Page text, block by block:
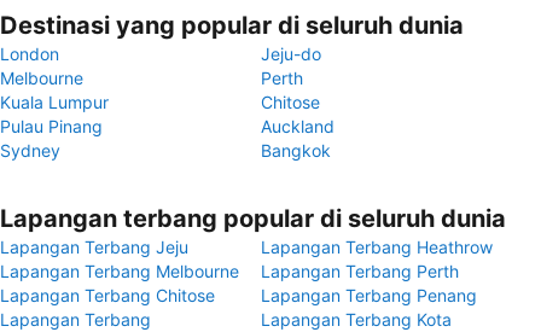
Destinasi yang popular di seluruh dunia
London
Jeju-do
Melbourne
Perth
Kuala Lumpur
Chitose
Pulau Pinang
Auckland
Sydney
Bangkok
Lapangan terbang popular di seluruh dunia
Lapangan Terbang Jeju
Lapangan Terbang Heathrow
Lapangan Terbang Melbourne
Lapangan Terbang Perth
Lapangan Terbang Chitose
Lapangan Terbang Penang
Lapangan Terbang
Lapangan Terbang Kota